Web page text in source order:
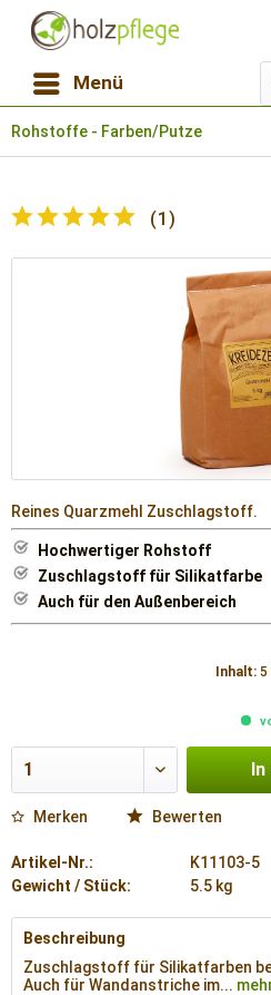
Menü
Rohstoffe - Farben/Putze
(1 )
Reines Quarzmehl Zuschlagstoff.
Hochwertiger Rohstoff
Zuschlagstoff für Silikatfarbe
Auch für den Außenbereich
Inhalt: 5
In
Merken Bewerten
Artikel-Nr.:
K11103-5
Gewicht / Stück:
5.5 kg
Beschreibung
Zuschlagstoff für Silikatfarben
Auch für Wandanstriche im...